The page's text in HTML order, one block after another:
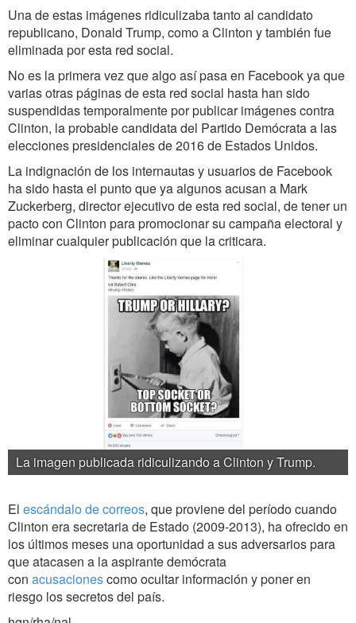
Una de estas imágenes ridiculizaba tanto al candidato
republicano, Donald Trump, como a Clinton y también fue
eliminada por esta red social.
No es la primera vez que algo así pasa en Facebook ya que
varias otras páginas de esta red social hasta han sido
suspendidas temporalmente por publicar imágenes contra
Clinton, la probable candidata del Partido Demócrata a las
elecciones presidenciales de 2016 de Estados Unidos.
La indignación de los internautas y usuarios de Facebook
ha sido hasta el punto que ya algunos acusan a Mark
Zuckerberg, director ejecutivo de esta red social, de tener un
pacto con Clinton para promocionar su campaña electoral y
eliminar cualquier publicación que la criticara.
La imagen publicada ridiculizando a Clinton y Trump.
El escándalo de correos, que proviene del período cuando
Clinton era secretaria de Estado (2009-2013), ha ofrecido en
los últimos meses una oportunidad a sus adversarios para
que atacasen a la aspirante demócrata
con acusacionescomo ocultar información y poner en
riesgo los secretos del país.